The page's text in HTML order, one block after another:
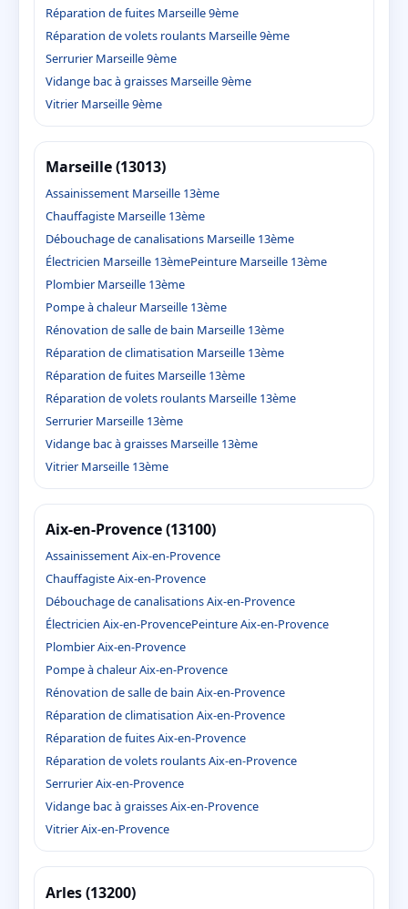
Réparation de fuites Marseille 9ème
Réparation de volets roulants Marseille 9ème
Serrurier Marseille 9ème
Vidange bac à graisses Marseille 9ème
Vitrier Marseille 9ème
Marseille (13013)
Assainissement Marseille 13ème
Chauffagiste Marseille 13ème
Débouchage de canalisations Marseille 13ème
Électricien Marseille 13èmePeinture Marseille 13ème
Plombier Marseille 13ème
Pompe à chaleur Marseille 13ème
Rénovation de salle de bain Marseille 13ème
Réparation de climatisation Marseille 13ème
Réparation de fuites Marseille 13ème
Réparation de volets roulants Marseille 13ème
Serrurier Marseille 13ème
Vidange bac à graisses Marseille 13ème
Vitrier Marseille 13ème
Aix-en-Provence (13100)
Assainissement Aix-en-Provence
Chauffagiste Aix-en-Provence
Débouchage de canalisations Aix-en-Provence
Électricien Aix-en-ProvencePeinture Aix-en-Provence
Plombier Aix-en-Provence
Pompe à chaleur Aix-en-Provence
Rénovation de salle de bain Aix-en-Provence
Réparation de climatisation Aix-en-Provence
Réparation de fuites Aix-en-Provence
Réparation de volets roulants Aix-en-Provence
Serrurier Aix-en-Provence
Vidange bac à graisses Aix-en-Provence
Vitrier Aix-en-Provence
Arles (13200)